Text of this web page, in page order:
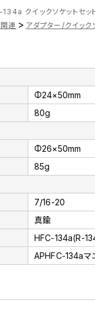
クイックソケットセッ
連 > アダプター/クイック
Φ24×50mm
80g
Φ26×50mm
85g
7/16-20
真鍮
HFC-134a(R-
APHFC-134aマ